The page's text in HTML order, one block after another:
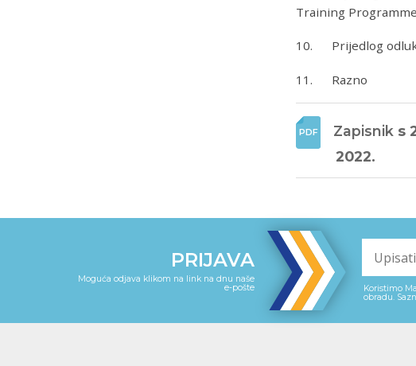
Training
10. Prijedlog
11. Razno
Zapisnik s
2022.
PRIJAVA
Moguća odjava klikom na link na dnu naše
e-pošte
Koristimo
obradu.